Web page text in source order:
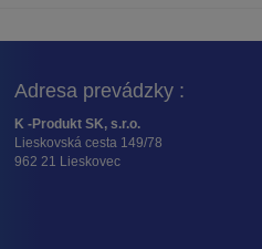
Adresa prevádzky :
K -Produkt SK, s.r.o.
Lieskovská cesta 149/78
962 21 Lieskovec